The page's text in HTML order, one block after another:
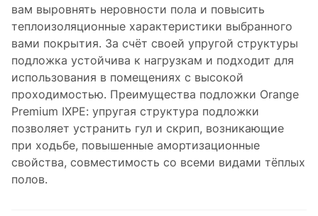
вам выровнять неровности пола и повысить
теплоизоляционные характеристики выбранного
вами покрытия. За счёт своей упругой структуры
подложка устойчива к нагрузкам и подходит для
использования в помещениях с высокой
проходимостью. Преимущества подложки Orange
Premium IXPE: упругая структура подложки
позволяет устранить гул и скрип, возникающие
при ходьбе, повышенные амортизационные
свойства, совместимость со всеми видами тёплых
полов.